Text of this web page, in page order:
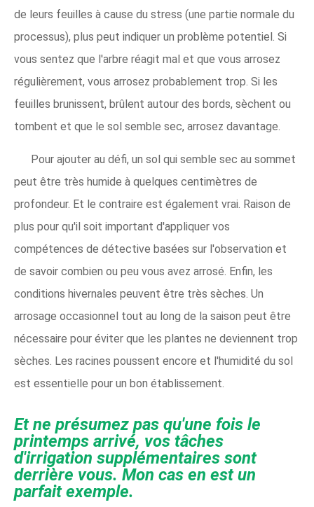
de leurs feuilles à cause du stress (une partie normale du
processus), plus peut indiquer un problème potentiel. Si
vous sentez que l'arbre réagit mal et que vous arrosez
régulièrement, vous arrosez probablement trop. Si les
feuilles brunissent, brûlent autour des bords, sèchent ou
tombent et que le sol semble sec, arrosez davantage.
Pour ajouter au défi, un sol qui semble sec au sommet
peut être très humide à quelques centimètres de
profondeur. Et le contraire est également vrai. Raison de
plus pour qu'il soit important d'appliquer vos
compétences de détective basées sur l'observation et
de savoir combien ou peu vous avez arrosé. Enfin, les
conditions hivernales peuvent être très sèches. Un
arrosage occasionnel tout au long de la saison peut être
nécessaire pour éviter que les plantes ne deviennent trop
sèches. Les racines poussent encore et l'humidité du sol
est essentielle pour un bon établissement.
Et ne présumez pas qu'une fois le
printemps arrivé, vos tâches
d'irrigation supplémentaires sont
derrière vous. Mon cas en est un
parfait exemple.